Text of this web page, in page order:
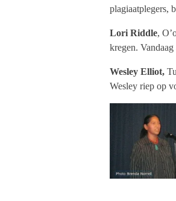
plagiaatplegers,
Lori Riddle,
kregen.
Wesley Elliot,
Wesley riep op